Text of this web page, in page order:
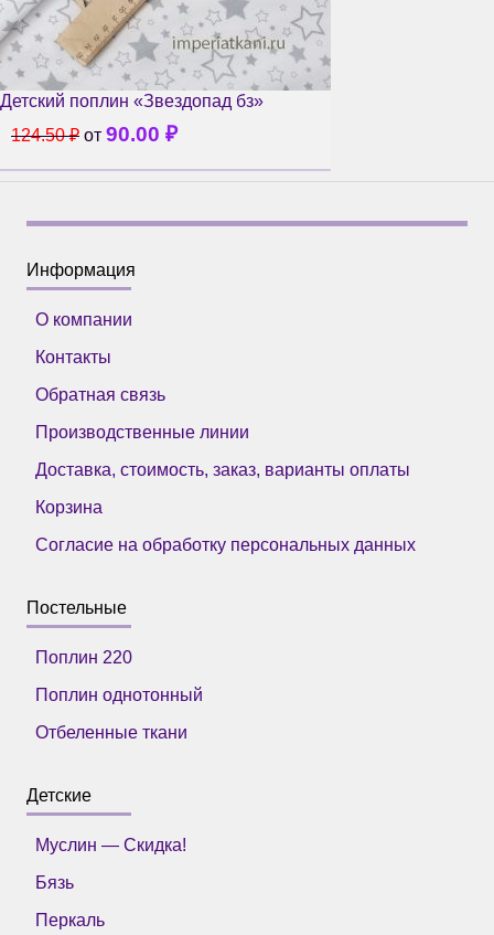
Детский поплин «Звездопад бз»
124.50₽ от 90.00 ₽
Информация
О компании
Контакты
Обратная связь
Производственные линии
Доставка, стоимость, заказ, варианты оплаты
Корзина
Согласие на обработку персональных данных
Постельные
Поплин 220
Поплин однотонный
Отбеленные ткани
Детские
Муслин — Скидка!
Бязь
Перкаль